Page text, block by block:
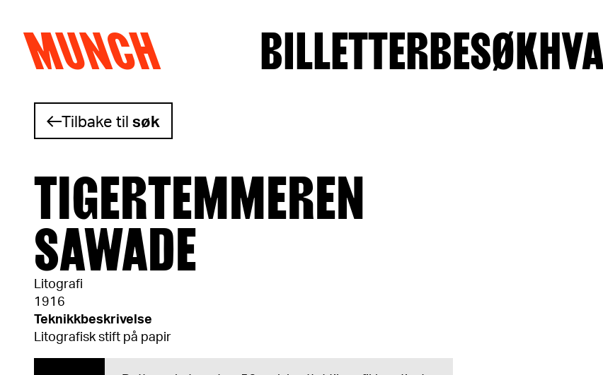
Hopp til innhold
MUNCH BILLETTERBESØK
Tilbake tilsøk
TIGERTEMMEREN
SAWADE
Litografi
1916
Teknikkbeskrivelse
Litografisk stift på papir